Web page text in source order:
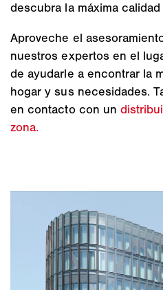
descubra la máxima
Aproveche el
nuestros expertos en el
de ayudarle a encontrar la
hogar y sus necesidades.
en contacto con un
zona.